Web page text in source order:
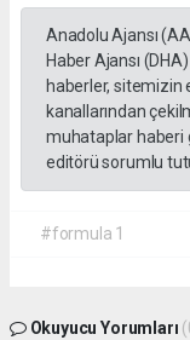
Anadolu Ajansı
Haber Ajansı
haberler, sitemizin
kanallarından
muhataplar haberi
editörü sorumlu
#formula 1
Okuyucu Yorumları